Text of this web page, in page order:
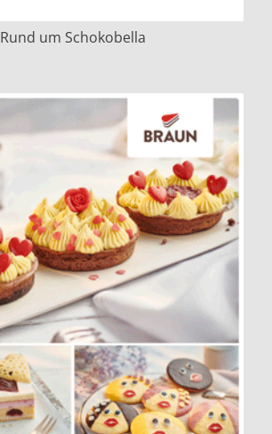
Rund um Schokobella